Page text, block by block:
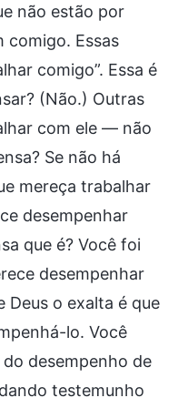
não estão por
comigo. Essas
comigo”. Essa é
(Não.) Outras
com ele — não
Se não há
mereça trabalhar
desempenhar
que é? Você foi
desempenhar
Deus o exalta é que
lo. Você
desempenho de
testemunho